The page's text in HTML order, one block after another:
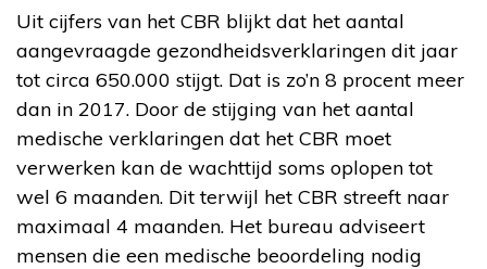
Uit cijfers van het CBR blijkt dat het aantal
aangevraagde gezondheidsverklaringen dit jaar
tot circa 650.000 stijgt. Dat is zo’n 8 procent meer
dan in 2017. Door de stijging van het aantal
medische verklaringen dat het CBR moet
verwerken kan de wachttijd soms oplopen tot
wel 6 maanden. Dit terwijl het CBR streeft naar
maximaal 4 maanden. Het bureau adviseert
mensen die een medische beoordeling nodig